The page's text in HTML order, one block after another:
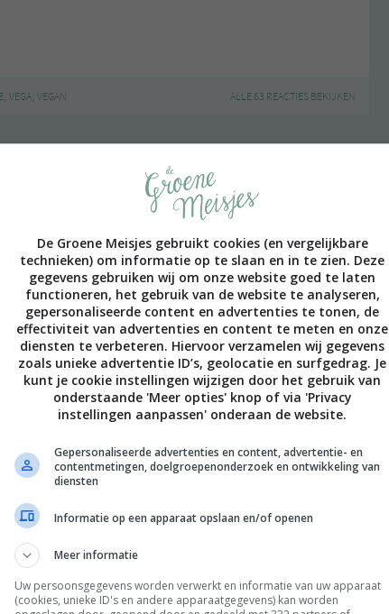
, VEGA, VEGAN ALLE 63 REACTIES BEKIJKEN
| NEXT PAGE »
De Groene Meisjes gebruikt cookies (en vergelijkbare
technieken) om informatie op te slaan en in te zien. Deze
gegevens gebruiken wij om onze website goed te laten
functioneren, het gebruik van de website te analyseren,
gepersonaliseerde content en advertenties te tonen, de
effectiviteit van advertenties en content te meten en onze
diensten te verbeteren. Hiervoor verzamelen wij gegevens
zoals unieke advertentie ID’s, geolocatie en surfgedrag. Je
kunt je cookie instellingen wijzigen door het gebruik van
onderstaande 'Meer opties' knop of via 'Privacy
instellingen aanpassen' onderaan de website.
Gepersonaliseerde advertenties en content, advertentie- en
contentmetingen, doelgroepenonderzoek en ontwikkeling van
diensten
Informatie op een apparaat opslaan en/of openen
Meer informatie
Uw persoonsgegevens worden verwerkt en informatie van uw apparaat
(cookies, unieke ID's en andere apparaatgegevens) kan worden